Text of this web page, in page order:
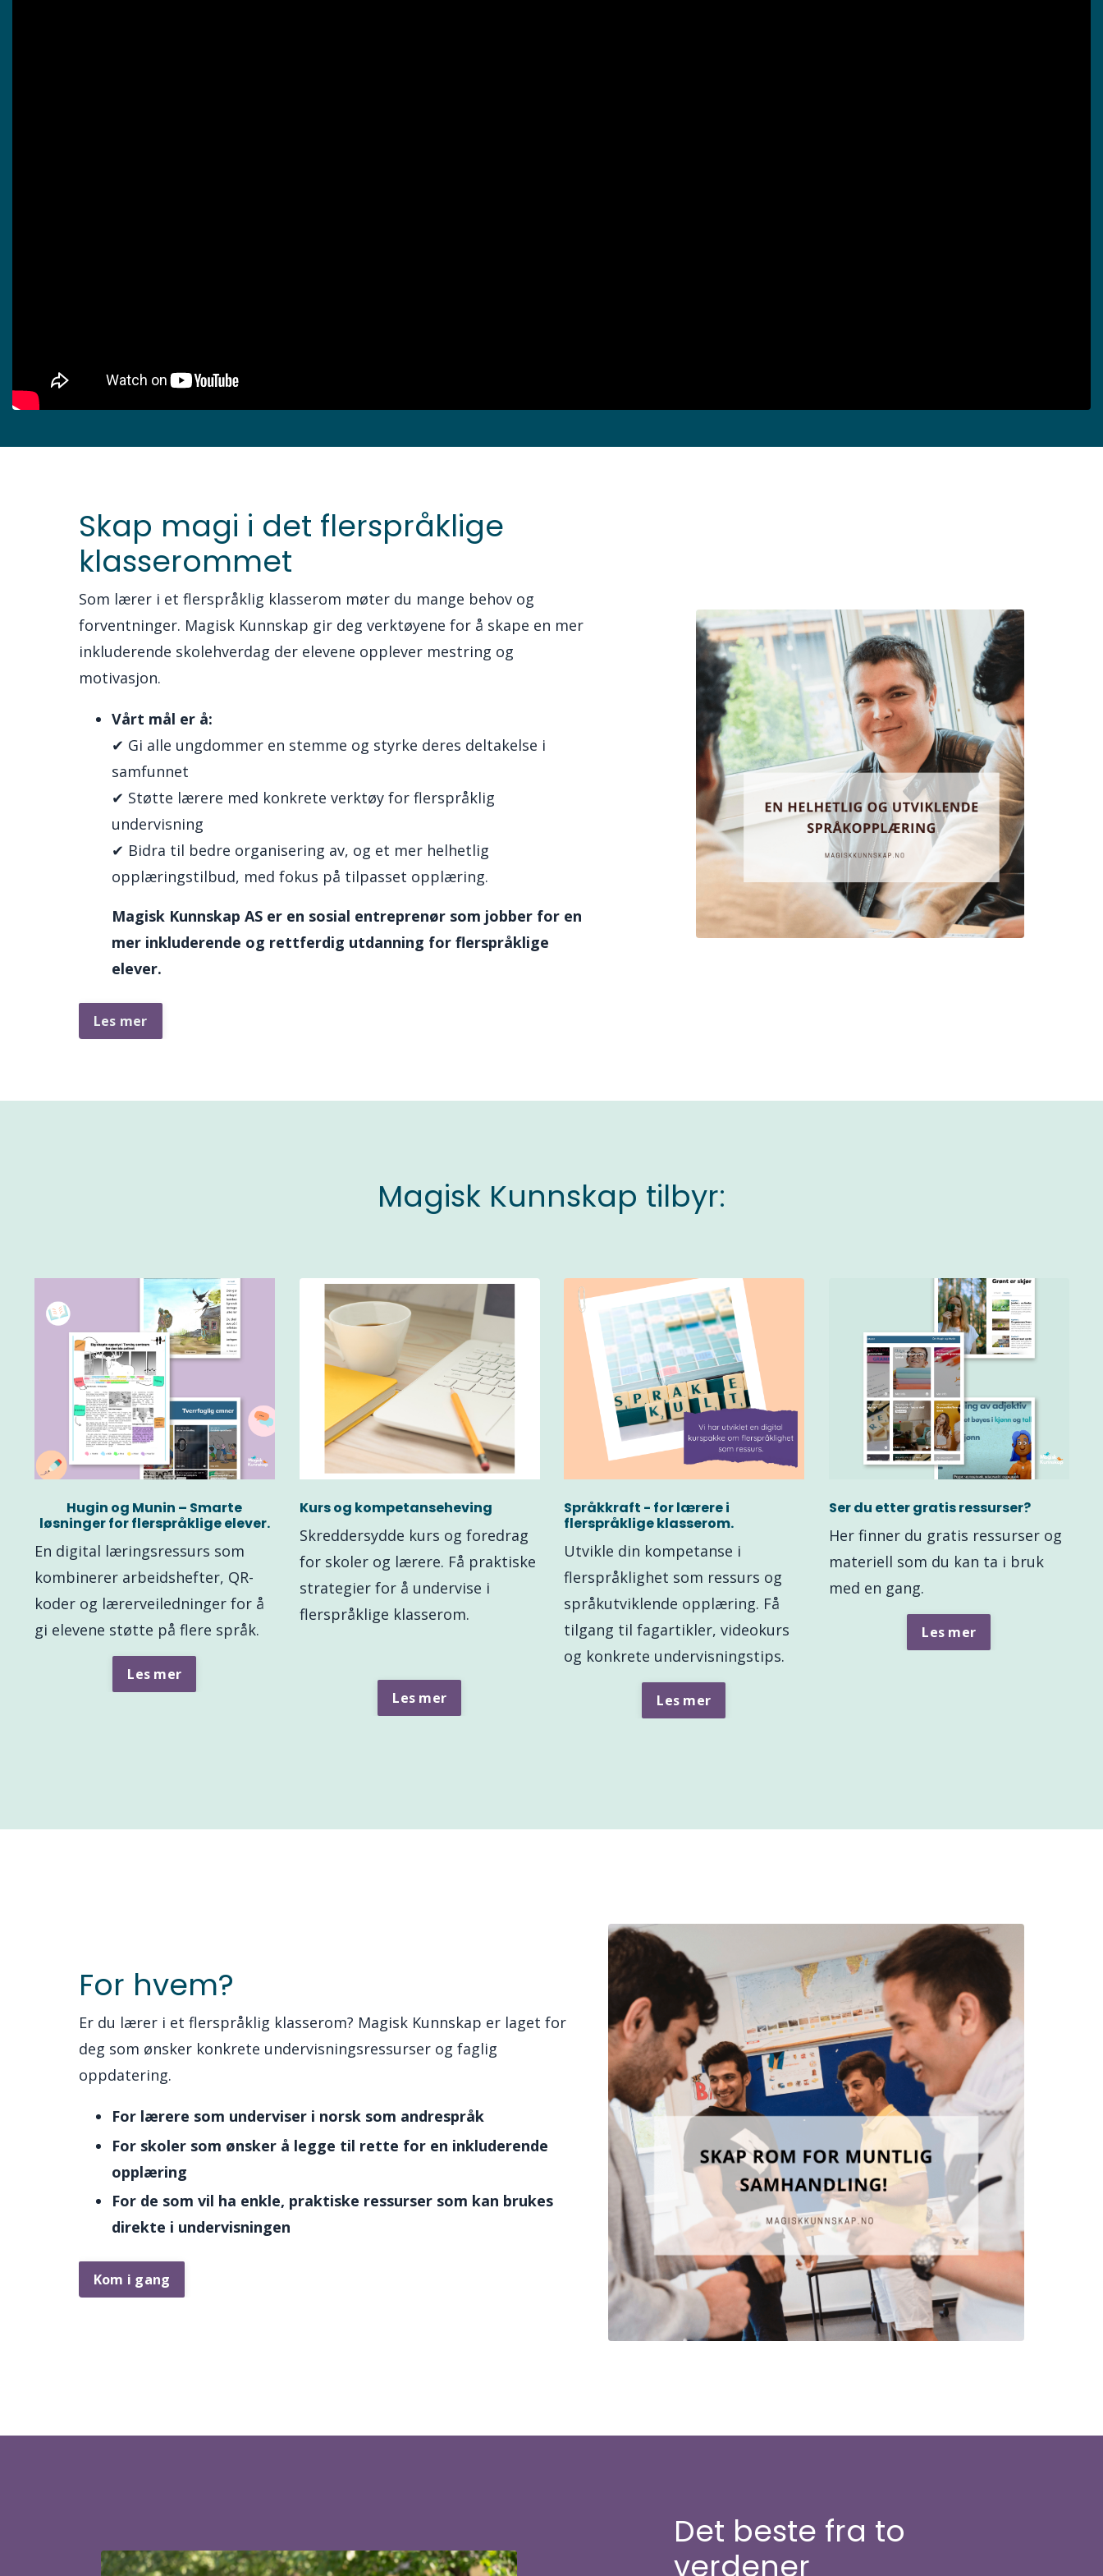
Skap magi i det flerspråklige
klasserommet
Som lærer i et flerspråklig klasserom møter du mange behov og
forventninger. Magisk Kunnskap gir deg verktøyene for å skape en mer
inkluderende skolehverdag der elevene opplever mestring og
motivasjon.
Vårt mål er å:
✔ Gi alle ungdommer en stemme og styrke deres deltakelse i
samfunnet
✔ Støtte lærere med konkrete verktøy for flerspråklig
undervisning
✔ Bidra til bedre organisering av, og et mer helhetlig
opplæringstilbud, med fokus på tilpasset opplæring.
Magisk Kunnskap AS er en sosial entreprenør som jobber for en
mer inkluderende og rettferdig utdanning for flerspråklige
elever.
Les mer
Magisk Kunnskap tilbyr:
Hugin og Munin – Smarte
løsninger for flerspråklige elever.
En digital læringsressurs som
kombinerer arbeidshefter, QR-
koder og lærerveiledninger for å
gi elevene støtte på flere språk.
Les mer
Kurs og kompetanseheving
Skreddersydde kurs og foredrag
for skoler og lærere. Få praktiske
strategier for å undervise i
flerspråklige klasserom.
Les mer
Språkkraft - for lærere i
flerspråklige klasserom.
Utvikle din kompetanse i
flerspråklighet som ressurs og
språkutviklende opplæring. Få
tilgang til fagartikler, videokurs
og konkrete undervisningstips.
Les mer
Ser du etter gratis ressurser?
Her finner du gratis ressurser og
materiell som du kan ta i bruk
med en gang.
Les mer
For hvem?
Er du lærer i et flerspråklig klasserom? Magisk Kunnskap er laget for
deg som ønsker konkrete undervisningsressurser og faglig
oppdatering.
For lærere som underviser i norsk som andrespråk
For skoler som ønsker å legge til rette for en inkluderende
opplæring
For de som vil ha enkle, praktiske ressurser som kan brukes
direkte i undervisningen
Kom i gang
Det beste fra to
verdener